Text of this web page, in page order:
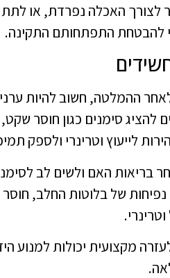
לצורך האכלה נפרדת, או
להבטחת התפתחותם התקינה.
ההמלטה, חשוב להיות
להציג סימנים כגון חוסר
לייעוץ וטרינרי ולספק
בריאות האם ולשים לב
של בלוטות החלב,
מקצועית יכולות למנוע